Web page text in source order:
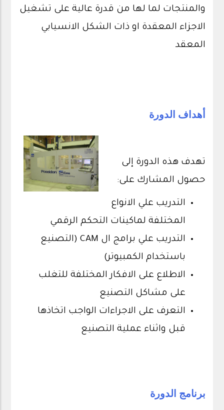
والمنتجات لما لها من قدرة عالية على تشغيل
الاجزاء المعقدة او ذات الشكل الانسيابي
المعقد
أهداف الدورة
تهدف هذه الدورة إلى
حصول المشارك على:
التدريب علي الانواع
المختلفة لماكينات التحكم الرقمي
التدريب علي برامج ال CAM (التصنيع
باستخدام الكمبيوتر)
الاطلاع على الافكار المختلفة للتغلب
على مشاكل التصنيع
التعرف على الاجراءات الواجب اتخاذها
قبل واثناء عملية التصنيع
برنامج الدورة